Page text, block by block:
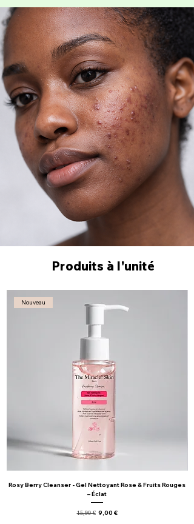
Produits à l'unité
Nouveau
Rosy Berry Cleanser - Gel Nettoyant Rose & Fruits Rouges
– Éclat
Prix original
15,90 € Prix promotionnel
9,00 €